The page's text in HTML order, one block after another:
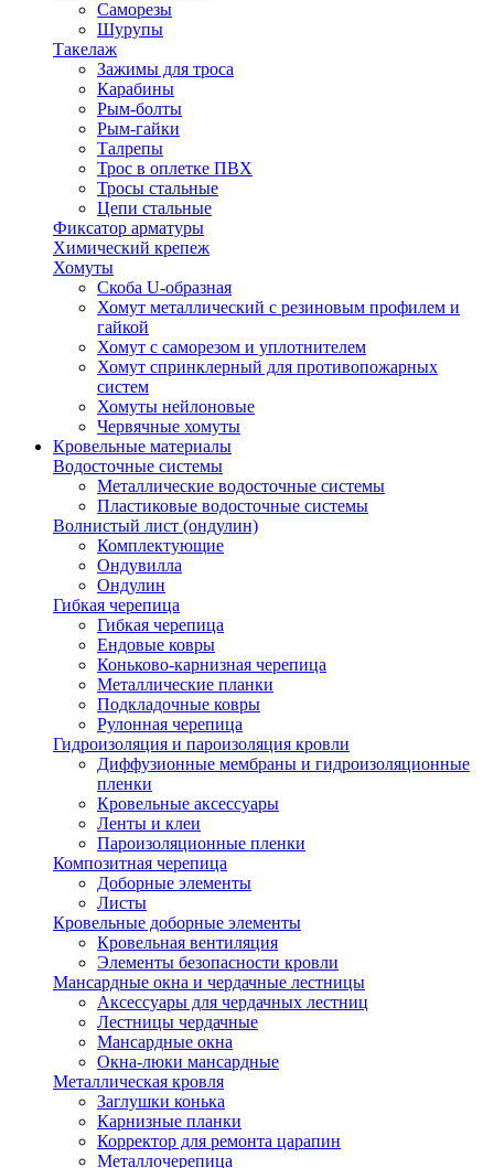
Саморезы
Шурупы
Такелаж
Зажимы для троса
Карабины
Рым-болты
Рым-гайки
Талрепы
Трос в оплетке ПВХ
Тросы стальные
Цепи стальные
Фиксатор арматуры
Химический крепеж
Хомуты
Скоба U-образная
Хомут металлический с резиновым профилем и
гайкой
Хомут с саморезом и уплотнителем
Хомут спринклерный для противопожарных
систем
Хомуты нейлоновые
Червячные хомуты
Кровельные материалы
Водосточные системы
Металлические водосточные системы
Пластиковые водосточные системы
Волнистый лист (ондулин)
Комплектующие
Ондувилла
Ондулин
Гибкая черепица
Гибкая черепица
Ендовые ковры
Коньково-карнизная черепица
Металлические планки
Подкладочные ковры
Рулонная черепица
Гидроизоляция и пароизоляция кровли
Диффузионные мембраны и гидроизоляционные
пленки
Кровельные аксессуары
Ленты и клеи
Пароизоляционные пленки
Композитная черепица
Доборные элементы
Листы
Кровельные доборные элементы
Кровельная вентиляция
Элементы безопасности кровли
Мансардные окна и чердачные лестницы
Аксессуары для чердачных лестниц
Лестницы чердачные
Мансардные окна
Окна-люки мансардные
Металлическая кровля
Заглушки конька
Карнизные планки
Корректор для ремонта царапин
Металлочерепица